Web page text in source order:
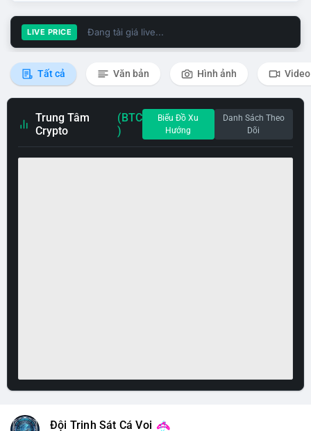
LIVE PRICE Đang tải giá live...
Tất cả Văn bản Hình ảnh Video
Trung Tâm
Crypto
(BTC
)
Biểu Đồ Xu
Hướng
Danh Sách Theo
Dõi
Đội Trinh Sát Cá Voi